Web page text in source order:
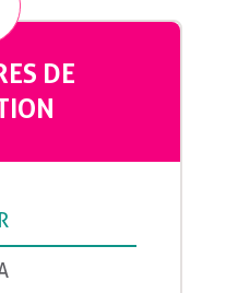
DE